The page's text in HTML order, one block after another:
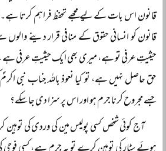
قانون اس بات کے لیے مجھے تحفظ فراہم کرتا
قانون کو انسانی حقوق کے منافی قرار دینے
حیثیتِ عرفی تو ہے، میری بھی ایک حیثیتِ عرفی ہے
حق حاصل نہیں ہے، تو کیا نعوذ باللہ جناب نبی
جسے مجروح کرنا جرم ہو اور اس پر سزا دی جا سکے؟
آج کوئی شخص کسی پولیس مین کی وردی کی